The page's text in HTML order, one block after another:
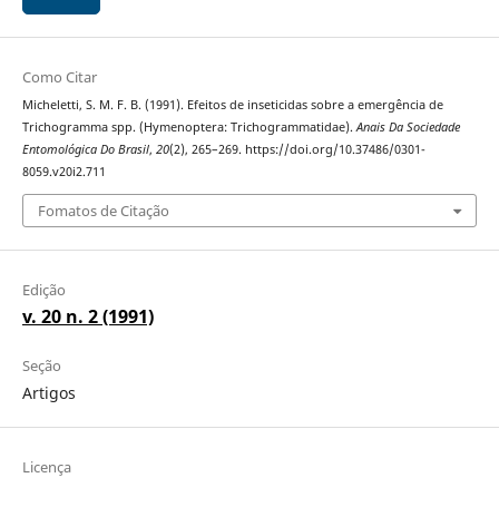
Como Citar
Micheletti, S. M. F. B. (1991). Efeitos de inseticidas sobre a emergência de
Trichogramma spp. (Hymenoptera: Trichogrammatidae). Anais Da Sociedade
Entomológica Do Brasil, 20(2), 265–269. https://doi.org/10.37486/0301-
8059.v20i2.711
Fomatos de Citação
Edição
v. 20 n. 2 (1991)
Seção
Artigos
Licença